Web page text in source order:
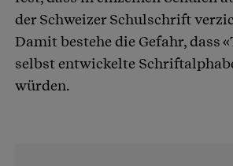
der Schweizer Schulschrift
Damit bestehe die Gefahr, dass
selbst entwickelte
würden.